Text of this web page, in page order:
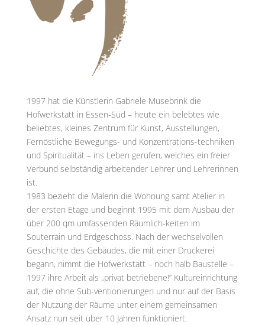
1997 hat die Künstlerin Gabriele Musebrink die
Hofwerkstatt in Essen-Süd – heute ein belebtes wie
beliebtes, kleines Zentrum für Kunst, Ausstellungen,
Fernöstliche Bewegungs- und Konzentrations-techniken
und Spiritualität – ins Leben gerufen, welches ein freier
Verbund selbständig arbeitender Lehrer und Lehrerinnen
ist.
1983 bezieht die Malerin die Wohnung samt Atelier in
der ersten Etage und beginnt 1995 mit dem Ausbau der
über 200 qm umfassenden Räumlich-keiten im
Souterrain und Erdgeschoss. Nach der wechselvollen
Geschichte des Gebäudes, die mit einer Druckerei
begann, nimmt die Hofwerkstatt – noch halb Baustelle –
1997 ihre Arbeit als „privat betriebene!“ Kultureinrichtung
auf, die ohne Sub-ventionierungen und nur auf der Basis
der Nutzung der Räume unter einem gemeinsamen
Ansatz nun seit über 10 Jahren funktioniert.